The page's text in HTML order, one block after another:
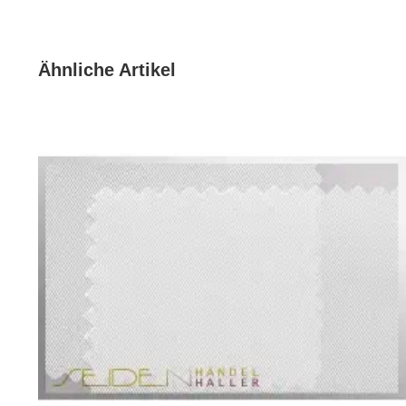
Qualität lassen sich besonders gut binden.
Ein Seidenstoff aus Twill 10 Seide, sorgt durch
ein atmungsaktives, 100 % reines Naturprodukt.
Twill 10 wird bei uns als Meterware in verschiedenen
angeboten.
Diesen Seidenstoff aus reiner Twill 10 Seide bieten wir
#20 Pfirsich Orange
#19 Schade of Red
#18 Tangerine Dream
#17 Sonnenpfirsich
Ähnliche Artikel